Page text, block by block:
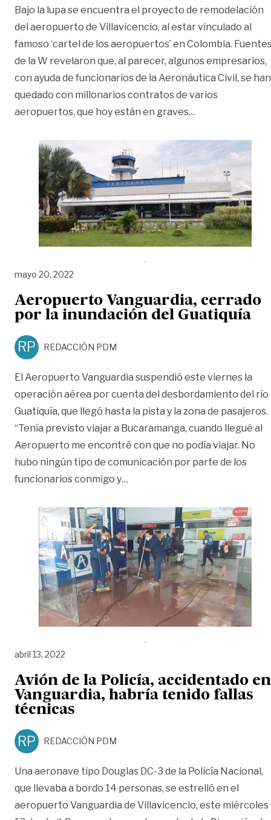
Bajo la lupa se encuentra el proyecto de remodelación
del aeropuerto de Villavicencio, al estar vinculado al
famoso ‘cartel de los aeropuertos’ en Colombia.
de la W revelaron que, al parecer, algunos empresarios,
con ayuda de funcionarios de la Aeronáutica Civil, se han
quedado con millonarios contratos de varios
aeropuertos, que hoy están en graves…
mayo 20, 2022
Aeropuerto Vanguardia, cerrado
por la inundación del Guatiquía
RP REDACCIÓN PDM
El Aeropuerto Vanguardia suspendió este viernes la
operación aérea por cuenta del desbordamiento del río
Guatiquía, que llegó hasta la pista y la zona de pasajeros.
“Tenía previsto viajar a Bucaramanga, cuando llegué al
Aeropuerto me encontré con que no podía viajar. No
hubo ningún tipo de comunicación por parte de los
funcionarios conmigo y…
abril 13, 2022
Avión de la Policía, accidentado en
Vanguardia, habría tenido fallas
técnicas
RP REDACCIÓN PDM
Una aeronave tipo Douglas DC-3 de la Policía Nacional,
que llevaba a bordo 14 personas, se estrelló en el
aeropuerto Vanguardia de Villavicencio, este miércoles